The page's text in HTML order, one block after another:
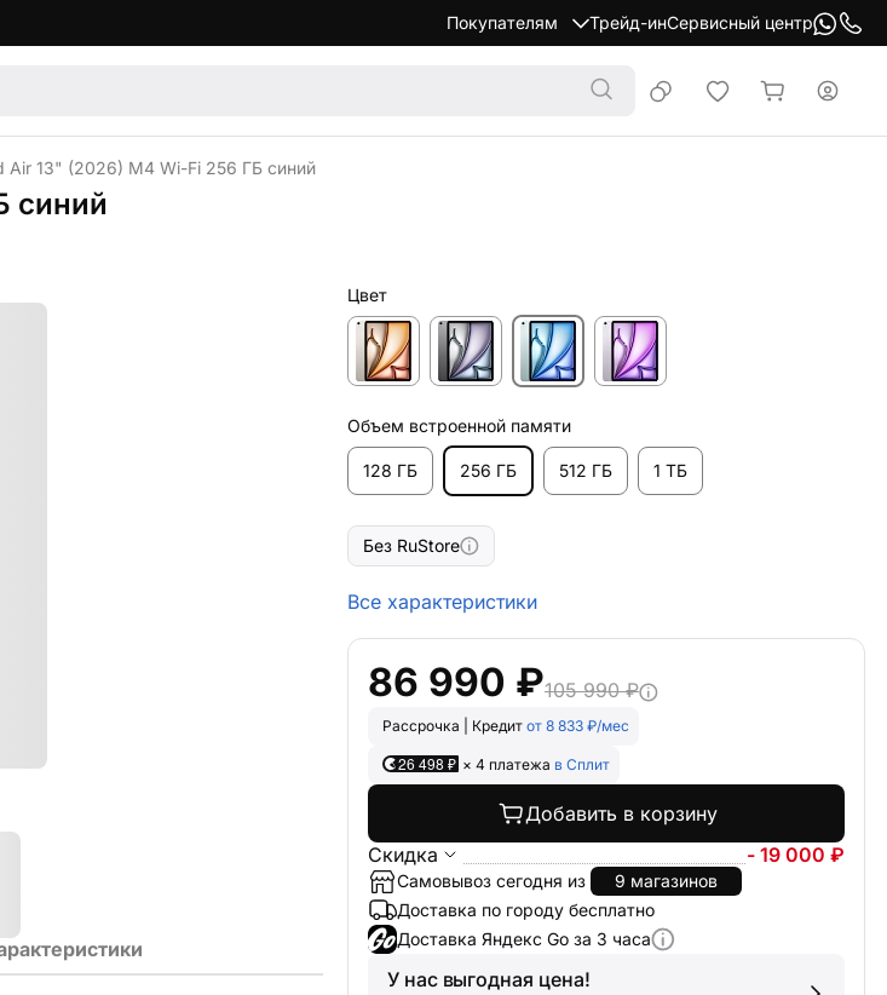
Покупателям Трейд-инСервисный центр
Air 13" (2026) M4 Wi-Fi 256 ГБ синий
синий
Цвет
Объем встроенной памяти
128 ГБ 256 ГБ 512 ГБ 1 ТБ
Без RuStore
Все характеристики
86 990 ₽105 990 ₽
Рассрочка | Кредит от 8 833 ₽/мес
26 498 ₽ × 4 платежа в Сплит
Добавить в корзину
Скидка
- 19 000 ₽
Самовывоз сегодня из
9 магазинов
Доставка по городу бесплатно
Доставка Яндекс Go за 3 часа
У нас выгодная цена!